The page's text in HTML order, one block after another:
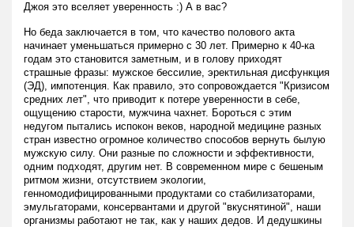
Джоя это вселяет уверенность :) А в вас?
Но беда заключается в том, что качество полового акта
начинает уменьшаться примерно с 30 лет. Примерно к 40-ка
годам это становится заметным, и в голову приходят
страшные фразы: мужское бессилие, эректильная дисфункция
(ЭД), импотенция. Как правило, это сопровождается "Кризисом
средних лет", что приводит к потере уверенности в себе,
ощущению старости, мужчина чахнет. Бороться с этим
недугом пытались испокон веков, народной медицине разных
стран известно огромное количество способов вернуть былую
мужскую силу. Они разные по сложности и эффективности,
одним подходят, другим нет. В современном мире с бешеным
ритмом жизни, отсутствием экологии,
генномодифицированными продуктами со стабилизаторами,
эмульгаторами, консервантами и другой "вкуснятиной", наши
организмы работают не так, как у наших дедов. И дедушкины